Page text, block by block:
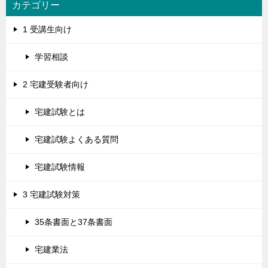
カテゴリー
1 受講生向け
学習相談
2 宅建受験者向け
宅建試験とは
宅建試験よくある質問
宅建試験情報
3 宅建試験対策
35条書面と37条書面
宅建業法